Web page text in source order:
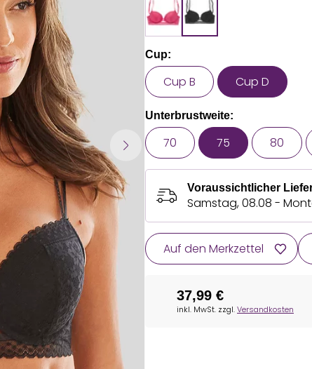
Cup:
Cup B Cup D
Unterbrustweite:
70 75 80
Voraussichtlicher
Samstag, 08.08 -
Auf den Merkzettel
37,99 €
inkl. MwSt. zzgl.Versandkosten